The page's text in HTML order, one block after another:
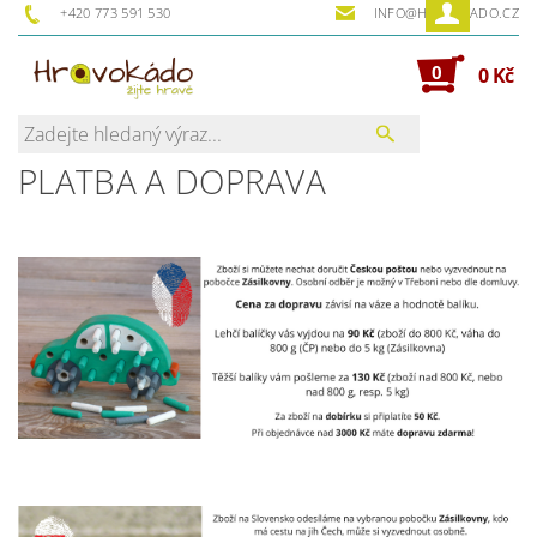
+420 773 591 530 INFO@HRAVOKADO.CZ
0 0 Kč
PLATBA A DOPRAVA